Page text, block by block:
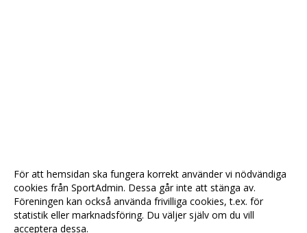
För att hemsidan ska fungera korrekt använder vi nödvändiga
cookies från SportAdmin. Dessa går inte att stänga av.
Föreningen kan också använda frivilliga cookies, t.ex. för
statistik eller marknadsföring. Du väljer själv om du vill
acceptera dessa.